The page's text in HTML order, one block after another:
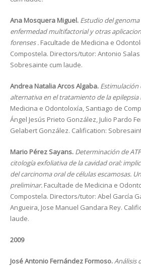
Ana Mosquera Miguel. Estudio del
enfermedad multifactorial y otras
forenses . Facultade de Medicina e
Compostela. Directors/tutor: Antonio
Sobresainte cum laude.
Andrea Natalia Arcos Algaba. Estimulación
alternativa en el tratamiento de la epilepsia
Medicina e Odontoloxía, Santiago de
Ángel Jesús Prieto González, Julio Pardo
Gelabert González. Calification:
Mario Pérez Sayans. Determinación de
citología exfoliativa de la cavidad oral:
del carcinoma oral de células escamosas.
preliminar. Facultade de Medicina e
Compostela. Directors/tutor: Abel García
Angueira, Jose Manuel Gandara Rey.
laude.
2009
José Antonio Fernández Formoso.Análisis